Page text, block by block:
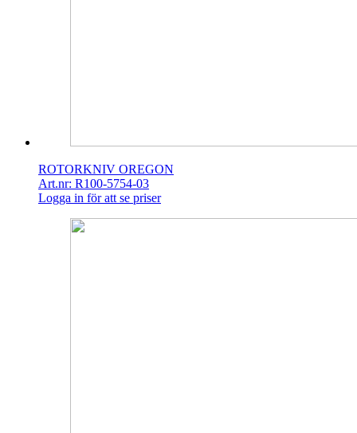
ROTORKNIV OREGON
Art.nr: R100-5754-03
Logga in för att se priser